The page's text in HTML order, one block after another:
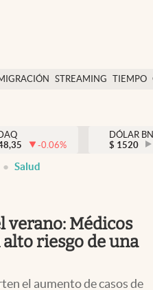
STREAMING TIEMPO
México
-0.06%
DÓLAR
$ 1520
Salud
verano: Médicos
riesgo de una
el aumento de casos de